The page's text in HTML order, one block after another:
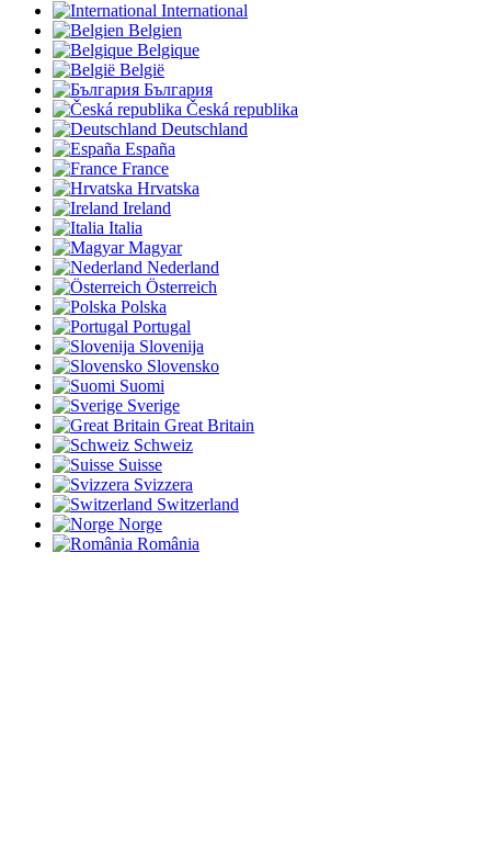
International
Belgien
Belgique
België
България
Česká republika
Deutschland
España
France
Hrvatska
Ireland
Italia
Magyar
Nederland
Österreich
Polska
Portugal
Slovenija
Slovensko
Suomi
Sverige
Great Britain
Schweiz
Suisse
Svizzera
Switzerland
Norge
România